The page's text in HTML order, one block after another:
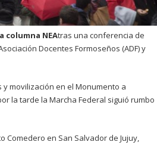
columna NEAtras una conferencia de
Docentes Formoseños (ADF) y
movilización en el Monumento a
la tarde la Marcha Federal siguió rumbo
Comedero en San Salvador de Jujuy,